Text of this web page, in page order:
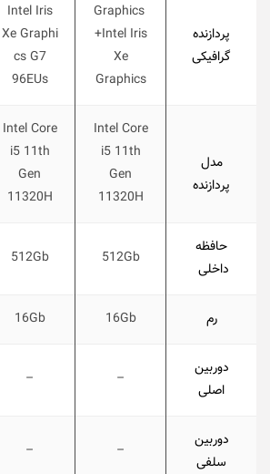
پردازنده
گرافیکی
Graphics
+Intel Iris
Xe
Graphics
Intel Iris
Xe Graphi
cs G7
96EUs
مدل
پردازنده
Intel Core
i5 11th
Gen
11320H
Intel Core
i5 11th
Gen
11320H
حافظه
داخلی
512Gb
512Gb
رم 16Gb
16Gb
دوربین
اصلی
–
–
دوربین
سلفی
–
–